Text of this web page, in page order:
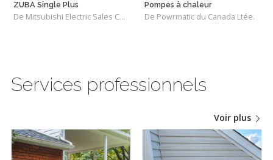
ZUBA Single Plus
De Mitsubishi Electric Sales Canada Inc.
Pompes à chaleur
De Powrmatic du Canada Ltée.
Services professionnels
Voir plus